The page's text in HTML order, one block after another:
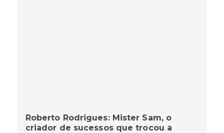
Roberto Rodrigues: Mister Sam, o
criador de sucessos que trocou a